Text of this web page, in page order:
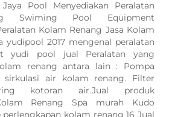
Pool Menyediakan Peralatan
Swiming Pool Equipment
Kolam Renang Jasa Kolam
yudipool 2017 mengenal peralatan
yudi pool jual Peralatan yang
renang antara lain : Pompa
sirkulasi air kolam renang. Filter
kotoran air.Jual produk
Renang Spa murah Kudo
kolam renang 16 Jual